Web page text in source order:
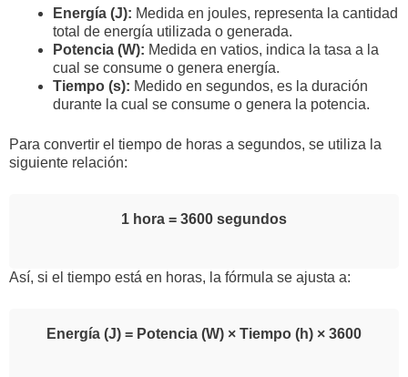
Energía (J): Medida en joules, representa la cantidad
total de energía utilizada o generada.
Potencia (W): Medida en vatios, indica la tasa a la
cual se consume o genera energía.
Tiempo (s): Medido en segundos, es la duración
durante la cual se consume o genera la potencia.
Para convertir el tiempo de horas a segundos, se utiliza la
siguiente relación:
1 hora = 3600 segundos
Así, si el tiempo está en horas, la fórmula se ajusta a:
Energía (J) = Potencia (W) × Tiempo (h) × 3600